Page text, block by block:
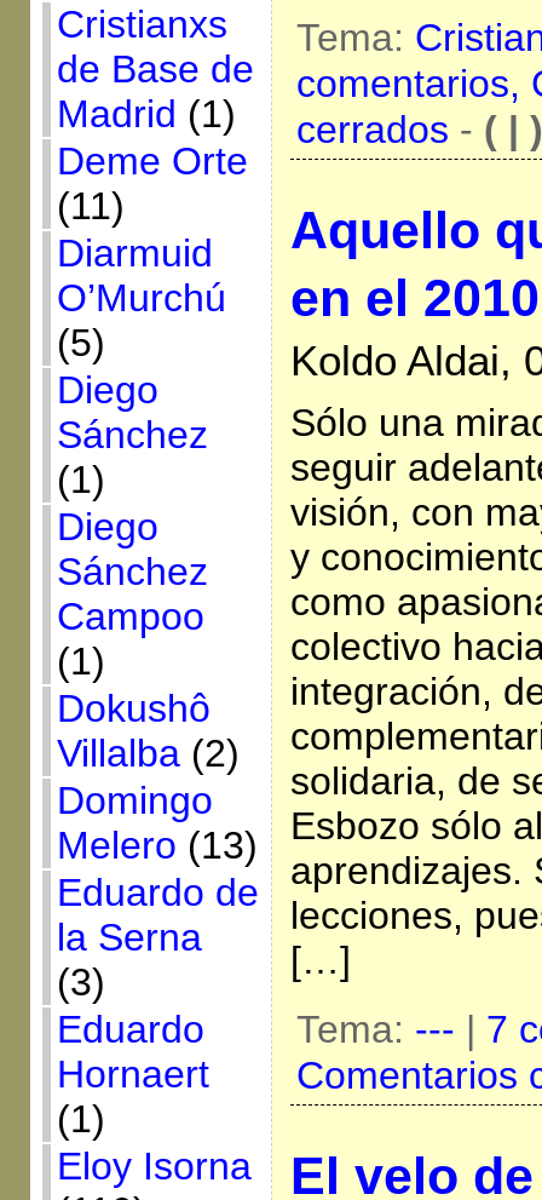
Cristianxs
de Base de
Madrid (1)
Deme Orte
(11)
Diarmuid
O’Murchú
(5)
Diego
Sánchez
(1)
Diego
Sánchez
Campoo
(1)
Dokushô
Villalba(2)
Domingo
Melero (13)
Eduardo de
la Serna
(3)
Eduardo
Hornaert
(1)
Eloy Isorna
Tema:
comentarios,
cerrados - ( | )
Aquello
en el 2010
Koldo Aldai,
Sólo una
seguir
visión, con
y
como
colectivo
integración,
solidaria, de
Esbozo sólo
aprendizajes.
lecciones,
[…]
Tema: --- | 7
Comentarios
El velo